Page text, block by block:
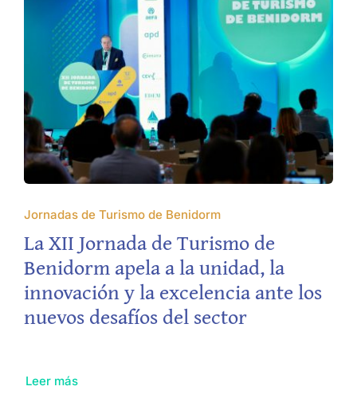
Jornadas de Turismo de Benidorm
La XII Jornada de Turismo de
Benidorm apela a la unidad, la
innovación y la excelencia ante los
nuevos desafíos del sector
Leer más